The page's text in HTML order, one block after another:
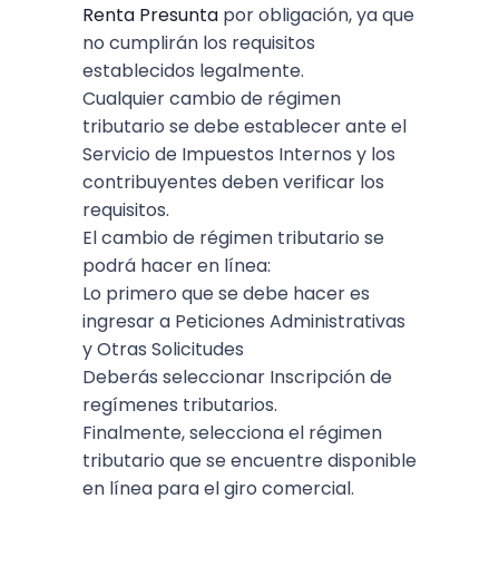
Renta Presunta por obligación, ya que
no cumplirán los requisitos
establecidos legalmente.
Cualquier cambio de régimen
tributario se debe establecer ante el
Servicio de Impuestos Internos y los
contribuyentes deben verificar los
requisitos.
El cambio de régimen tributario se
podrá hacer en línea:
Lo primero que se debe hacer es
ingresar a Peticiones Administrativas
y Otras Solicitudes
Deberás seleccionar Inscripción de
regímenes tributarios.
Finalmente, selecciona el régimen
tributario que se encuentre disponible
en línea para el giro comercial.